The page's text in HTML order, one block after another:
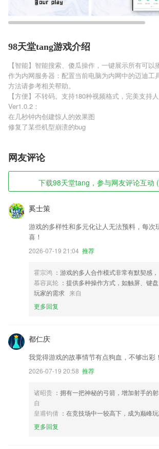
98天堂tang游戏介绍
【智能】智能搜索、傻瓜操作，一键展示所有可以
作为内网服务器：配置当前电脑为内网中的迈迪工
方法请参考相关帮助。
【方便】不转码。支持180种视频格式，完美支持
Ver1.0.2：
在几秒钟内创建惊人的效果图
修复了某些机型崩溃的bug
网友评论
下载98天堂tang，参与网友评论互动
奚士策
游戏的多样性和多元化让人无法预料，每次
喜！
2026-07-19 21:04 推荐
霍宗鸿 ：游戏的多人合作模式非常有默契感，
慕容岚轮 ：提供多种操作方式，如触屏、键
玩家的需求 来自
更多回复
都仁庆
我觉得游戏的故事情节有点狗血，不够出彩！
2026-07-19 20:58 推荐
诸昭贵 ：拥有一把神秘的弓箭，增加射手的
自
皇甫钧倩 ：在竞技场中一较高下，成为巅峰玩
更多回复